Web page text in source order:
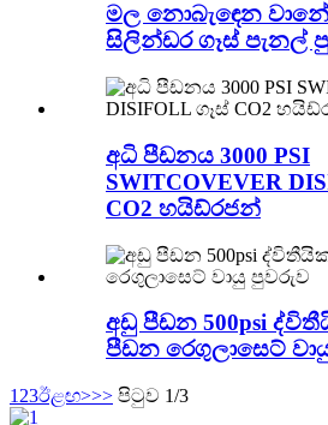
මල නොබැඳෙන
සිලින්ඩර ගෑස් පැනල්
අධි පීඩනය 3000 PSI
SWITCOVEVER
CO2 හයිඩ්රජන්
අඩු පීඩන 500psi
පීඩන රෙගුලාසෙට්
1 23ඊළඟ>>> පිටුව 1/3